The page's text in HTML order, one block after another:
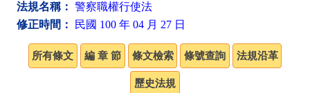
法規名稱： 警察職權行使法
修正時間：
民國 100 年 04 月 27 日